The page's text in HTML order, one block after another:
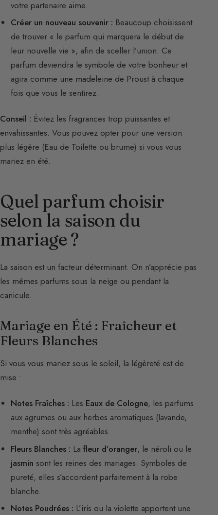
votre partenaire aime.
Créer un nouveau souvenir : Beaucoup choisissent
de trouver « le parfum qui marquera le début de
leur nouvelle vie », afin de sceller l’union. Ce
parfum deviendra le symbole de votre bonheur et
agira comme une madeleine de Proust à chaque
fois que vous le sentirez.
Conseil : Évitez les fragrances trop puissantes et
envahissantes. Vous pouvez opter pour une version
plus légère (Eau de Toilette ou brume) si vous vous
mariez en été.
Quel parfum choisir
selon la saison du
mariage ?
La saison est un facteur déterminant. On n’apprécie pas
les mêmes parfums sous la neige ou pendant la
canicule.
Mariage en Été : Fraîcheur et
Fleurs Blanches
Si vous vous mariez sous le soleil, la légèreté est de
mise :
Notes Fraîches : Les Eaux de Cologne, les parfums
aux agrumes ou aux herbes aromatiques (lavande,
menthe) sont très agréables.
Fleurs Blanches : Lafleur d’oranger, le néroli ou le
jasmin sont les reines des mariages. Symboles de
pureté, elles s’accordent parfaitement à la robe
blanche.
Notes Poudrées : L’iris ou la violette apportent une